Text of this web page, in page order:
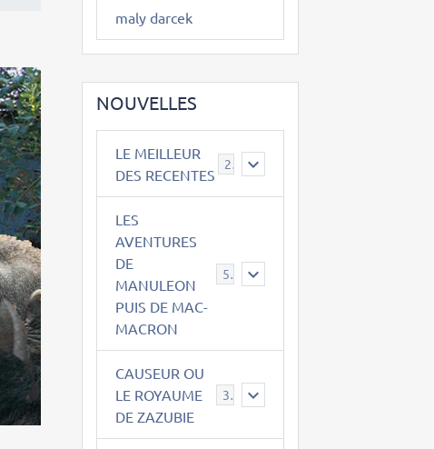
maly darcek
NOUVELLES
LE MEILLEUR
DES RECENTES
2
LES
AVENTURES
DE
MANULEON
PUIS DE MAC-
MACRON
543
CAUSEUR OU
LE ROYAUME
DE ZAZUBIE
38